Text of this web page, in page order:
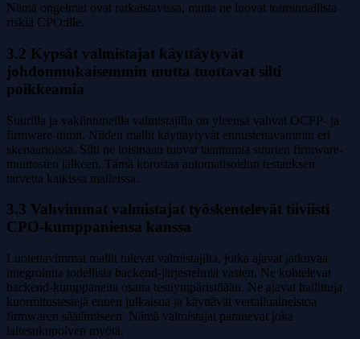
Nämä ongelmat ovat ratkaistavissa, mutta ne luovat toiminnallista
riskiä CPO:ille.
3.2 Kypsät valmistajat käyttäytyvät
johdonmukaisemmin mutta tuottavat silti
poikkeamia
Suurilla ja vakiintuneilla valmistajilla on yleensä vahvat OCPP- ja
firmware-tiimit. Niiden mallit käyttäytyvät ennustettavammin eri
skenaarioissa. Silti ne toisinaan tuovat taantumia suurten firmware-
muutosten jälkeen. Tämä korostaa automatisoidun testauksen
tarvetta kaikissa malleissa.
3.3 Vahvimmat valmistajat työskentelevät tiiviisti
CPO-kumppaniensa kanssa
Luotettavimmat mallit tulevat valmistajilta, jotka ajavat jatkuvaa
integrointia todellisia backend-järjestelmiä vasten. Ne kohtelevat
backend-kumppaneita osana testiympäristöään. Ne ajavat hallittuja
kuormitustestejä ennen julkaisua ja käyttävät vertailuaineistoa
firmwaren säätämiseen. Nämä valmistajat paranevat joka
laitesukupolven myötä.